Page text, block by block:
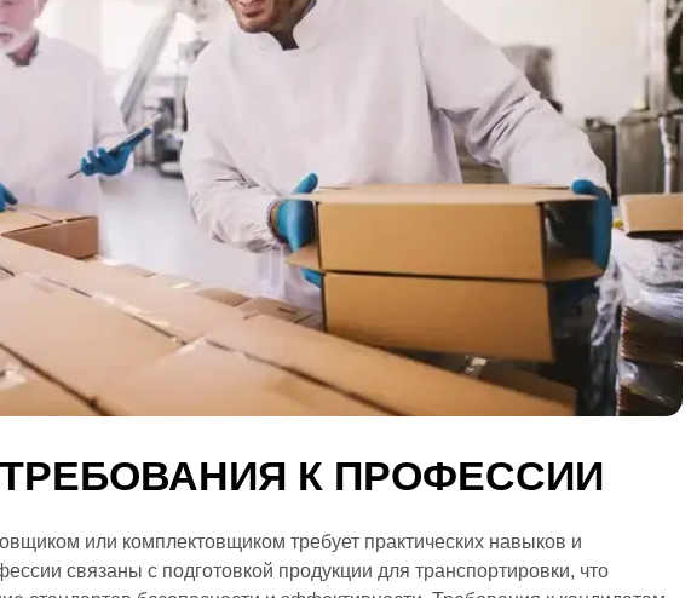
К ПРОФЕССИИ
или комплектовщиком требует практических навыков и
связаны с подготовкой продукции для транспортировки, что